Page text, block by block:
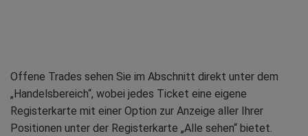
Offene Trades sehen Sie im Abschnitt direkt unter dem
„Handelsbereich“, wobei jedes Ticket eine eigene
Registerkarte mit einer Option zur Anzeige aller Ihrer
Positionen unter der Registerkarte „Alle sehen“ bietet.